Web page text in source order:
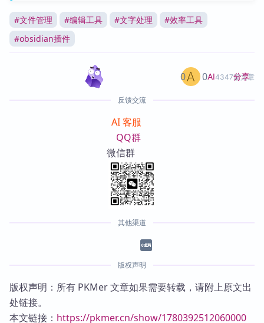
#文件管理 #编辑工具 #文字处理 #效率工具
#obsidian插件
AI4347篇文章
0 0 分享
反馈交流
AI 客服
QQ群
微信群
其他渠道
版权声明
版权声明：所有 PKMer 文章如果需要转载，请附上原文出
处链接。
本文链接： https://pkmer.cn/show/1780392512060000